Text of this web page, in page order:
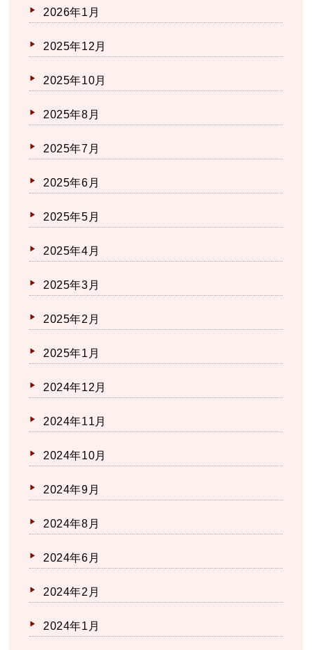
2026年1月
2025年12月
2025年10月
2025年8月
2025年7月
2025年6月
2025年5月
2025年4月
2025年3月
2025年2月
2025年1月
2024年12月
2024年11月
2024年10月
2024年9月
2024年8月
2024年6月
2024年2月
2024年1月